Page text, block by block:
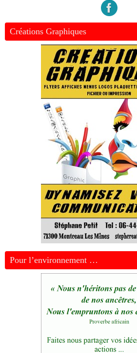
Créations Graphiques
Pour l’environnement …